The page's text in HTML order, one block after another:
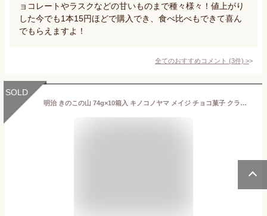
ョコレートやラスクなどの甘いものまで種々様々！値上がり
した今でも1本15円ほどで購入でき、食べ比べもできて喜ん
でもらえますよ！
全てのおすすめコメント (3件) >
SOLD
明治 きのこの山 74g×10箱入 キノコノヤマ メイジ チョコ菓子 クラッカー トッピング まとめ買い クール便を選択された場合別途300円かかります。【心ばかりですが…クーポンつきます☆】